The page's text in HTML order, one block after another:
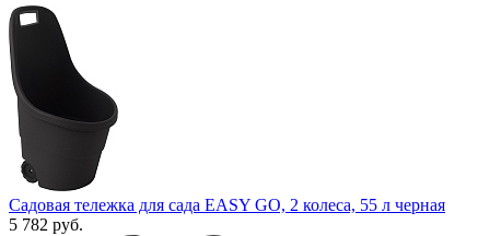
Садовая тележка для сада EASY GO, 2 колеса, 55 л черная
5 782 руб.